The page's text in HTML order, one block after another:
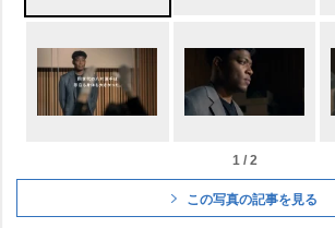
1 / 2
この写真の記事を見る